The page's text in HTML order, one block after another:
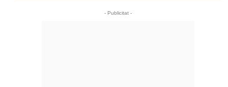
- Publicitat -